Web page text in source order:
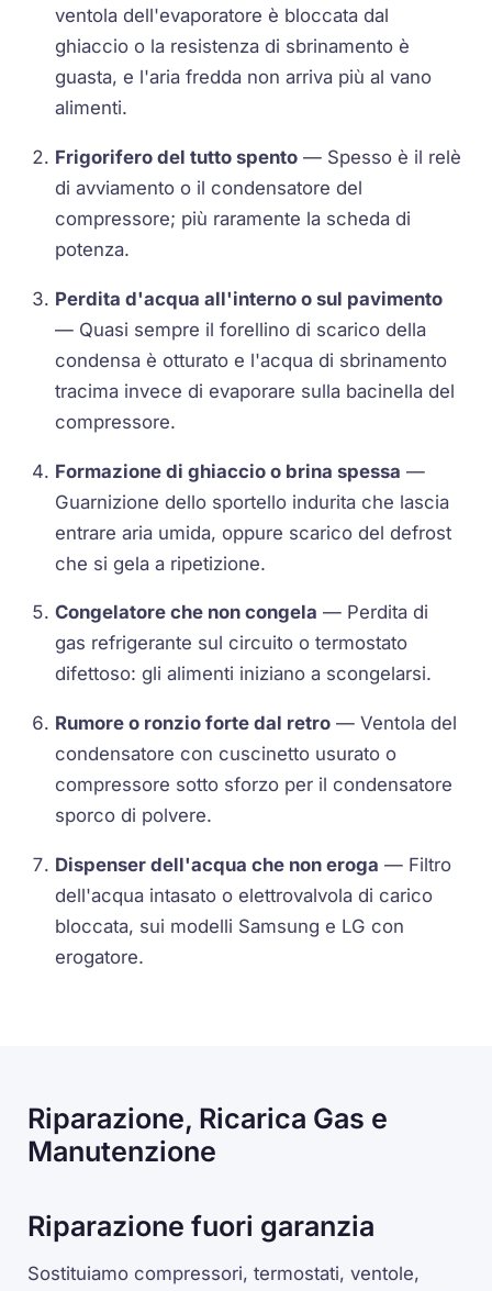
ventola dell'evaporatore è bloccata dal
ghiaccio o la resistenza di sbrinamento è
guasta, e l'aria fredda non arriva più al vano
alimenti.
Frigorifero del tutto spento — Spesso è il relè
di avviamento o il condensatore del
compressore; più raramente la scheda di
potenza.
Perdita d'acqua all'interno o sul pavimento
— Quasi sempre il forellino di scarico della
condensa è otturato e l'acqua di sbrinamento
tracima invece di evaporare sulla bacinella del
compressore.
Formazione di ghiaccio o brina spessa —
Guarnizione dello sportello indurita che lascia
entrare aria umida, oppure scarico del defrost
che si gela a ripetizione.
Congelatore che non congela — Perdita di
gas refrigerante sul circuito o termostato
difettoso: gli alimenti iniziano a scongelarsi.
Rumore o ronzio forte dal retro — Ventola del
condensatore con cuscinetto usurato o
compressore sotto sforzo per il condensatore
sporco di polvere.
Dispenser dell'acqua che non eroga — Filtro
dell'acqua intasato o elettrovalvola di carico
bloccata, sui modelli Samsung e LG con
erogatore.
Riparazione, Ricarica Gas e
Manutenzione
Riparazione fuori garanzia
Sostituiamo compressori, termostati, ventole,